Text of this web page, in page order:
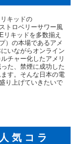
キッドの
トロベリーサワー風
リキッドを多数揃え
）の本場であるアメ
いながらオンライン
チャー化したアメリ
た、禁煙に成功した
す。そんな日本の電
り上げていきたいで
気コラ